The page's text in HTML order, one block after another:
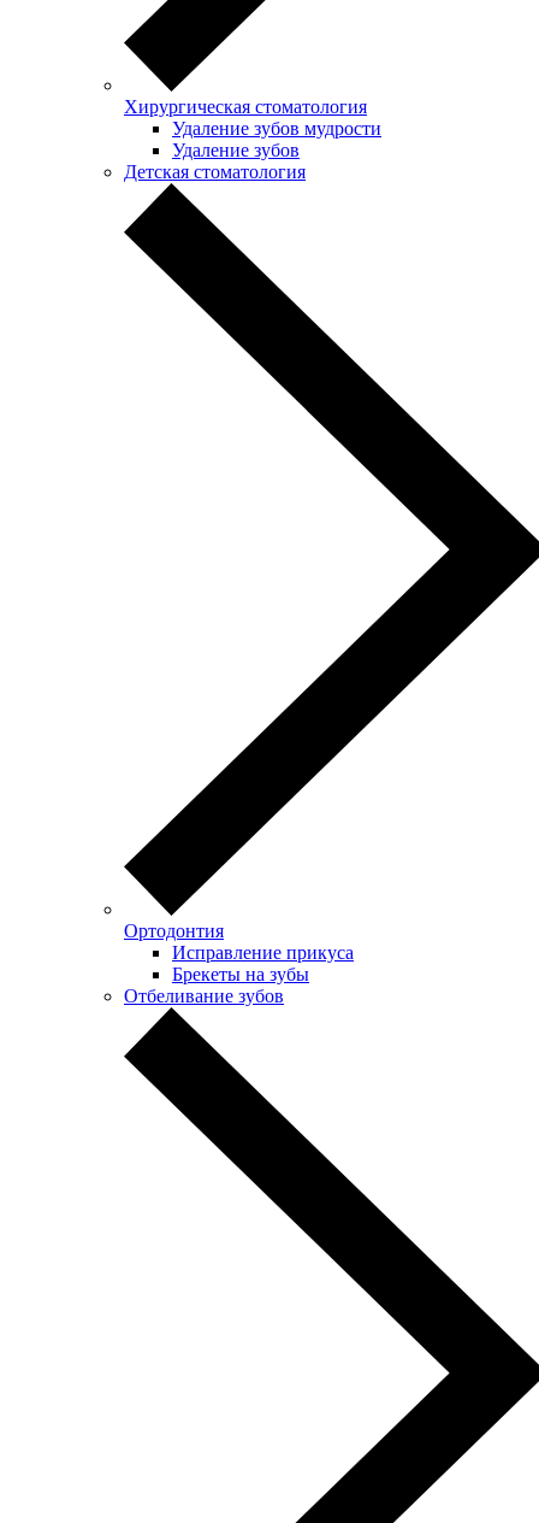
Хирургическая стоматология
Удаление зубов мудрости
Удаление зубов
Детская стоматология
Ортодонтия
Исправление прикуса
Брекеты на зубы
Отбеливание зубов